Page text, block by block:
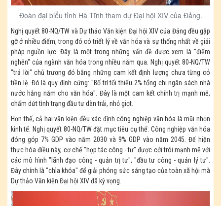
Đoàn đại biểu tỉnh Hà Tĩnh tham dự Đại hội XIV của Đảng.
Nghị quyết 80-NQ/TW và Dự thảo Văn kiện Đại hội XIV của Đảng đều gặp
gỡ ở nhiều điểm, trong đó có triết lý về văn hóa và sự thống nhất về giải
pháp nguồn lực. Đây là một trong những vấn đề được xem là "điểm
nghẽn" của ngành văn hóa trong nhiều năm qua. Nghị quyết 80-NQ/TW
"trả lời" chủ trương đó bằng những cam kết định lượng chưa từng có
tiền lệ. Đó là quy định cứng: "Bố trí tối thiểu 2% tổng chi ngân sách nhà
nước hằng năm cho văn hóa". Đây là một cam kết chính trị mạnh mẽ,
chấm dứt tình trạng đầu tư dàn trải, nhỏ giọt.
Hơn thế, cả hai văn kiện đều xác định công nghiệp văn hóa là mũi nhọn
kinh tế. Nghị quyết 80-NQ/TW đặt mục tiêu cụ thể: Công nghiệp văn hóa
đóng góp 7% GDP vào năm 2030 và 9% GDP vào năm 2045. Để hiện
thực hóa điều này, cơ chế "hợp tác công - tư" được cởi trói mạnh mẽ với
các mô hình "lãnh đạo công - quản trị tư", "đầu tư công - quản lý tư".
Đây chính là "chìa khóa" để giải phóng sức sáng tạo của toàn xã hội mà
Dự thảo Văn kiện Đại hội XIV đã kỳ vọng.